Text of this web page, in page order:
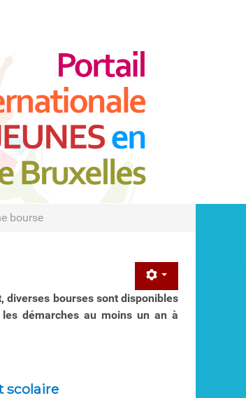
bourse
diverses bourses sont disponibles
démarches au moins un an à
scolaire